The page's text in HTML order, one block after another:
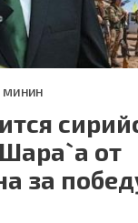
МИНИН
от
за